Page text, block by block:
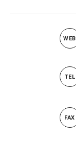
WEB
TEL
FAX